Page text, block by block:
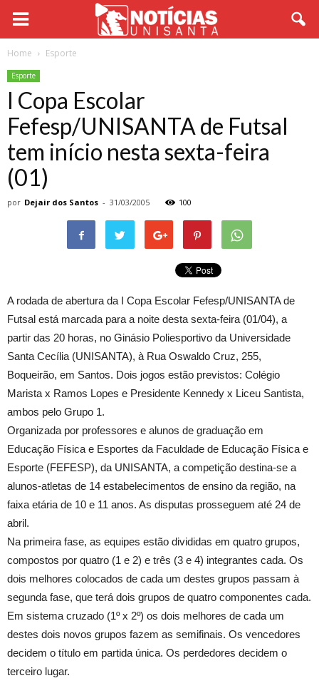
Home Esporte
Esporte
I Copa Escolar
Fefesp/UNISANTA de Futsal
tem início nesta sexta-feira
(01)
por Dejair dos Santos - 31/03/2005 100
A rodada de abertura da I Copa Escolar Fefesp/UNISANTA de
Futsal está marcada para a noite desta sexta-feira (01/04), a
partir das 20 horas, no Ginásio Poliesportivo da Universidade
Santa Cecília (UNISANTA), à Rua Oswaldo Cruz, 255,
Boqueirão, em Santos. Dois jogos estão previstos: Colégio
Marista x Ramos Lopes e Presidente Kennedy x Liceu Santista,
ambos pelo Grupo 1.
Organizada por professores e alunos de graduação em
Educação Física e Esportes da Faculdade de Educação Física e
Esporte (FEFESP), da UNISANTA, a competição destina-se a
alunos-atletas de 14 estabelecimentos de ensino da região, na
faixa etária de 10 e 11 anos. As disputas prosseguem até 24 de
abril.
Na primeira fase, as equipes estão divididas em quatro grupos,
compostos por quatro (1 e 2) e três (3 e 4) integrantes cada. Os
dois melhores colocados de cada um destes grupos passam à
segunda fase, que terá dois grupos de quatro componentes cada.
Em sistema cruzado (1º x 2º) os dois melhores de cada um
destes dois novos grupos fazem as semifinais. Os vencedores
decidem o título em partida única. Os perdedores decidem o
terceiro lugar.